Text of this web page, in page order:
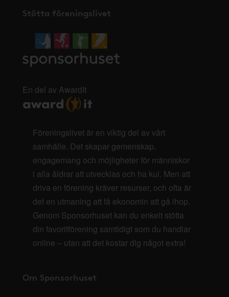
Stötta föreningslivet
En del av AwardIt
Föreningslivet är en viktig del av vårt
samhälle. Det skapar gemenskap,
engagemang och möjligheter för människor
i alla åldrar att utvecklas och ha kul. Men att
driva en förening kräver resurser, och ofta är
det en utmaning att få ekonomin att gå ihop.
Genom Sponsorhuset kan du enkelt stötta
din favoritförening samtidigt som du handlar
online – utan att det kostar dig något extra!
Om Sponsorhuset